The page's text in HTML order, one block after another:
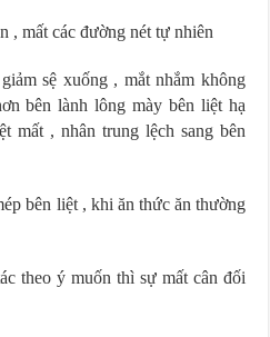
, mất các đường nét tự nhiên
sệ xuống , mắt nhắm không
bên lành lông mày bên liệt hạ
mất , nhân trung lệch sang bên
bên liệt , khi ăn thức ăn thường
theo ý muốn thì sự mất cân đối